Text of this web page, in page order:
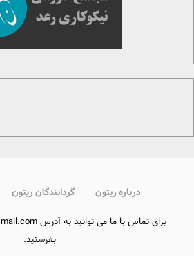
درباره ریتون گردانندگان ریتون
بفرستید.